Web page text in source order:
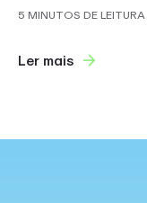
5 MINUTOS DE LEITURA
Ler mais